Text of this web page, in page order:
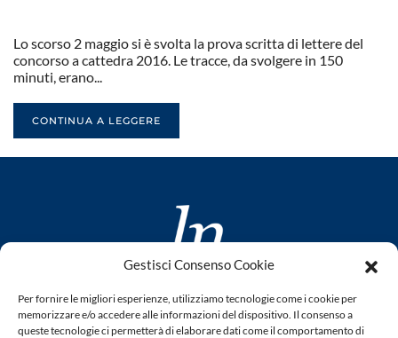
Gestisci Consenso Cookie
Per fornire le migliori esperienze, utilizziamo tecnologie come i cookie per
memorizzare e/o accedere alle informazioni del dispositivo. Il consenso a
queste tecnologie ci permetterà di elaborare dati come il comportamento di
Lo scorso 2 maggio si è svolta la prova scritta di lettere del
concorso a cattedra 2016. Le tracce, da svolgere in 150
minuti, erano...
CONTINUA A LEGGERE
www.laletteraturaenoi.it
fondato da Romano Luperini